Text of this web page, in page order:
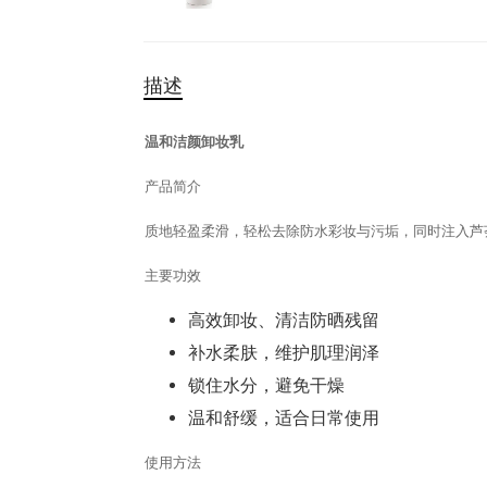
描述
温和洁颜卸妆乳
产品简介
质地轻盈柔滑，轻松去除防水彩妆与污垢，同时注入
主要功效
高效卸妆、清洁防晒残留
补水柔肤，维护肌理润泽
锁住水分，避免干燥
温和舒缓，适合日常使用
使用方法